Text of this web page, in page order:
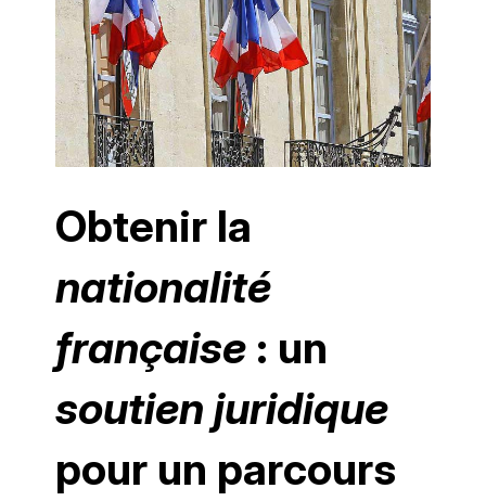
Obtenir la
nationalité
française : un
soutien juridique
pour un parcours